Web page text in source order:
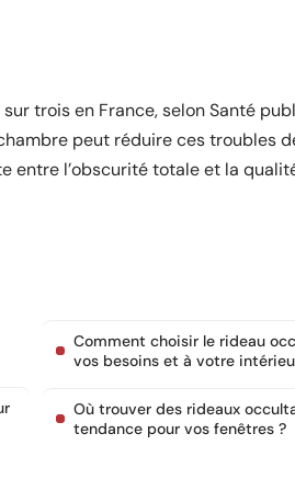
trois en France, selon Santé
peut réduire ces troubles
entre l’obscurité totale et la
Comment choisir le rideau
vos besoins et à votre
Où trouver des rideaux
tendance pour vos fenêtres ?